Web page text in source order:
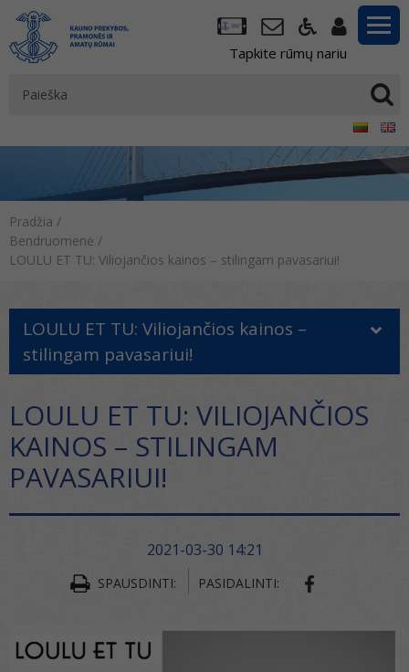
Tapkite rūmų nariu
Pradžia /
Bendruomenė /
LOULU ET TU: Viliojančios kainos – stilingam pavasariui!
LOULU ET TU: Viliojančios kainos –
stilingam pavasariui!
LOULU ET TU: VILIOJANČIOS
KAINOS – STILINGAM
PAVASARIUI!
2021-03-30 14:21
SPAUSDINTI: PASIDALINTI: